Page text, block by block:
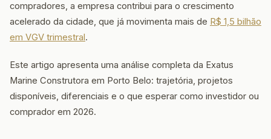
compradores, a empresa contribui para o crescimento
acelerado da cidade, que já movimenta mais de R$ 1,5 bilhão
em VGV trimestral.
Este artigo apresenta uma análise completa da Exatus
Marine Construtora em Porto Belo: trajetória, projetos
disponíveis, diferenciais e o que esperar como investidor ou
comprador em 2026.